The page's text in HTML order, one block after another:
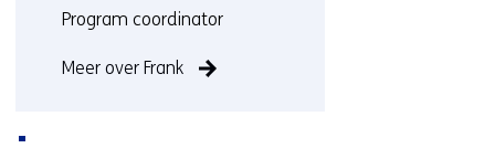
Functie:
Program coordinator
Meer over Frank